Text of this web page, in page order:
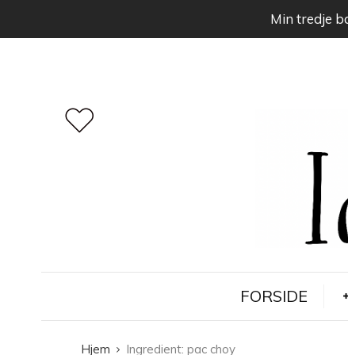
FORSIDE
Hjem Ingredient: pac choy
Min tredje